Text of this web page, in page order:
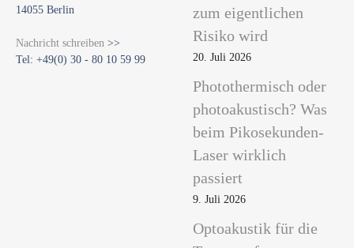
14055 Berlin
Nachricht schreiben >>
Tel: +49(0) 30 - 80 10 59 99
zum eigentlichen
Risiko wird
20. Juli 2026
Photothermisch oder
photoakustisch? Was
beim Pikosekunden-
Laser wirklich
passiert
9. Juli 2026
Optoakustik für die